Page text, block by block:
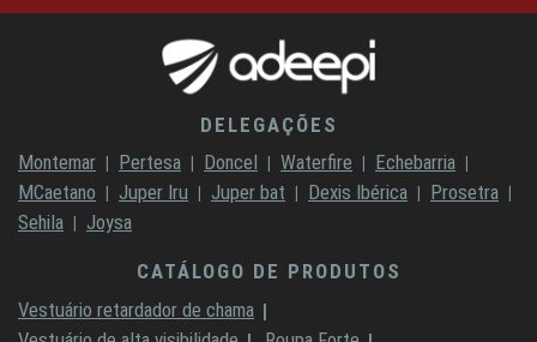
DELEGAÇÕES
Montemar
Pertesa Doncel Waterfire
Echebarria
MCaetano
Juper Iru Juper bat Dexis Ibérica
Prosetra
Sehila
Joysa
CATÁLOGO DE PRODUTOS
Vestuário retardador de chama